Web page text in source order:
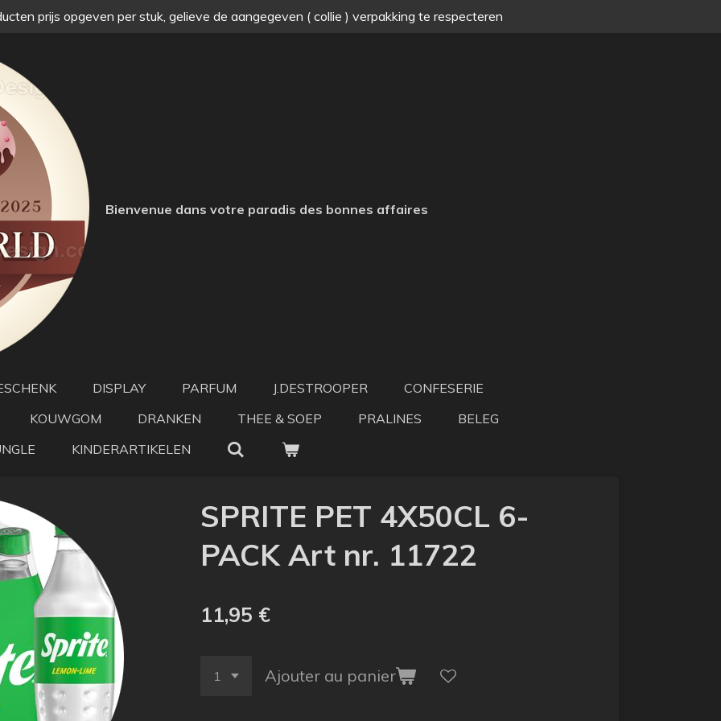
prijs opgeven per stuk, gelieve de aangegeven ( collie ) verpakking te respecteren
Bienvenue dans votre paradis des bonnes affaires
DISPLAY PARFUM J.DESTROOPER
CONFESERIE
KOUWGOM DRANKEN THEE & SOEP PRALINES
BELEG
KINDERARTIKELEN
SPRITE PET 4X50CL 6-
PACK Art nr. 11722
11,95 €
Ajouter au panier